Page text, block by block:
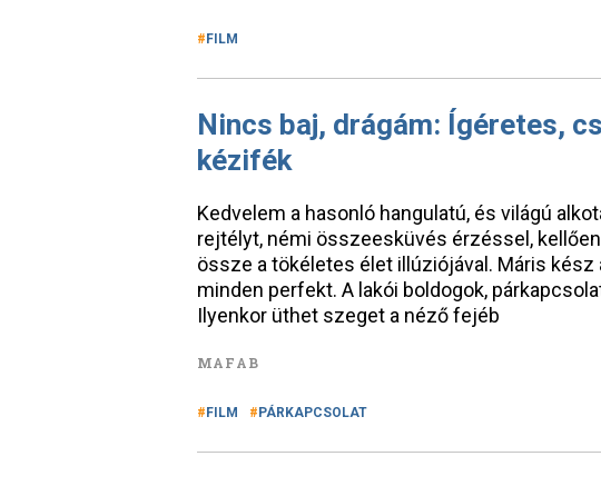
FILM
Nincs baj, drágám: Ígéretes,
kézifék
Kedvelem a hasonló hangulatú, és világú
rejtélyt, némi összeesküvés érzéssel,
össze a tökéletes élet illúziójával. Máris kész
minden perfekt. A lakói boldogok,
Ilyenkor üthet szeget a néző fejéb
MAFAB
FILM PÁRKAPCSOLAT